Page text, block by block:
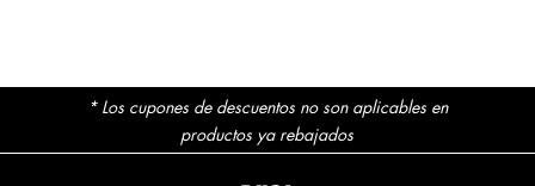
* Los cupones de descuentos no son aplicables en
productos ya rebajados